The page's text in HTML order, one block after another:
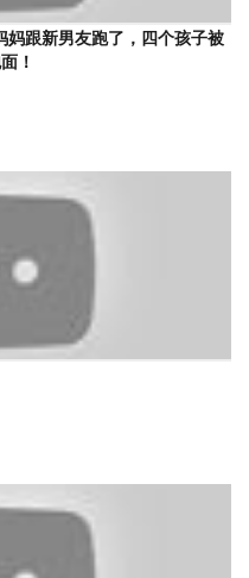
妈跟新男友跑了，四个孩子被
！